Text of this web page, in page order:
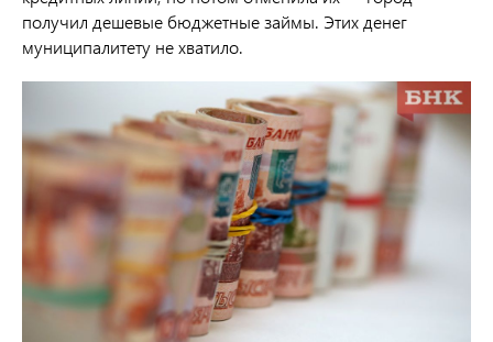
получил дешевые бюджетные займы. Этих денег
муниципалитету не хватило.